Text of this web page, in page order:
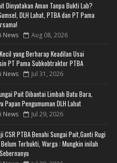
Dinyatakan Aman Tanpa Bukti Lab?
DLH Lahat, PTBA dan PT Pama
News Aug 08, 2026
yang Berharap Keadilan Usai
PT Pama Subkobtraktor PTBA
News Jul 31, 2026
Pait Dibantai Limbah Batu Bara,
Papan Pengumuman DLH Lahat
News Jul 29, 2026
CSR PTBA Benahi Sungai Pait,Ganti Rugi
Terbukti, Warga : Mungkin inilah